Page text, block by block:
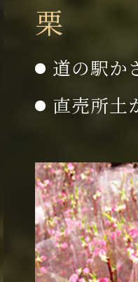
栗
道の駅か
直売所土